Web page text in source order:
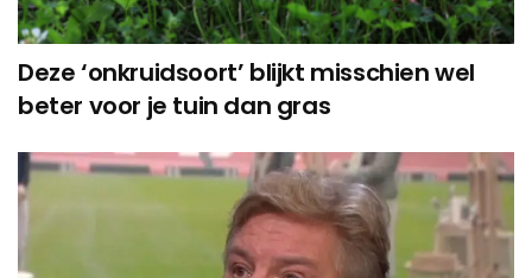
Deze ‘onkruidsoort’ blijkt misschien wel
beter voor je tuin dan gras